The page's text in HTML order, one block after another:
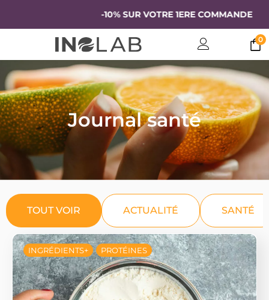
SUR VOTRE 1ERE COMMANDE
0
Journal santé
TOUT VOIR ACTUALITÉ SANTÉ
INGRÉDIENTS+ PROTÉINES